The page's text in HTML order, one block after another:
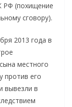
РФ (похищение
сговору).
2013 года в
местного
против его
вывезли в